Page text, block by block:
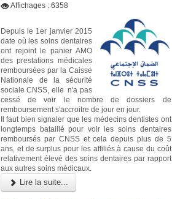
Affichages : 6358
Depuis le 1er janvier 2015
date où les soins dentaires
ont rejoint le panier AMO
des prestations médicales
remboursées par la Caisse
Nationale de la sécurité
sociale CNSS, elle n'a pas
cessé de voir le nombre de dossiers de
remboursement s'accroitre de jour en jour.
Il faut bien signaler que les médecins dentistes ont
longtemps bataillé pour voir les soins dentaires
remboursés par CNSS et cela depuis plus de 5
ans, et de surplus pour les affiliés à cause du coût
relativement élevé des soins dentaires par rapport
aux autres soins médicaux.
Lire la suite...